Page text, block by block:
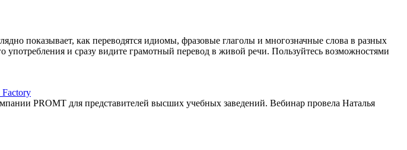
показывает, как переводятся идиомы, фразовые глаголы и многозначные слова в разных
употребления и сразу видите грамотный перевод в живой речи. Пользуйтесь возможностями
Factory
PROMT для представителей высших учебных заведений. Вебинар провела Наталья